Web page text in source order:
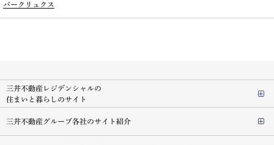
パークリュクス
三井不動産レジデンシャルの
住まいと暮らしのサイト
三井不動産グループ各社のサイト紹介